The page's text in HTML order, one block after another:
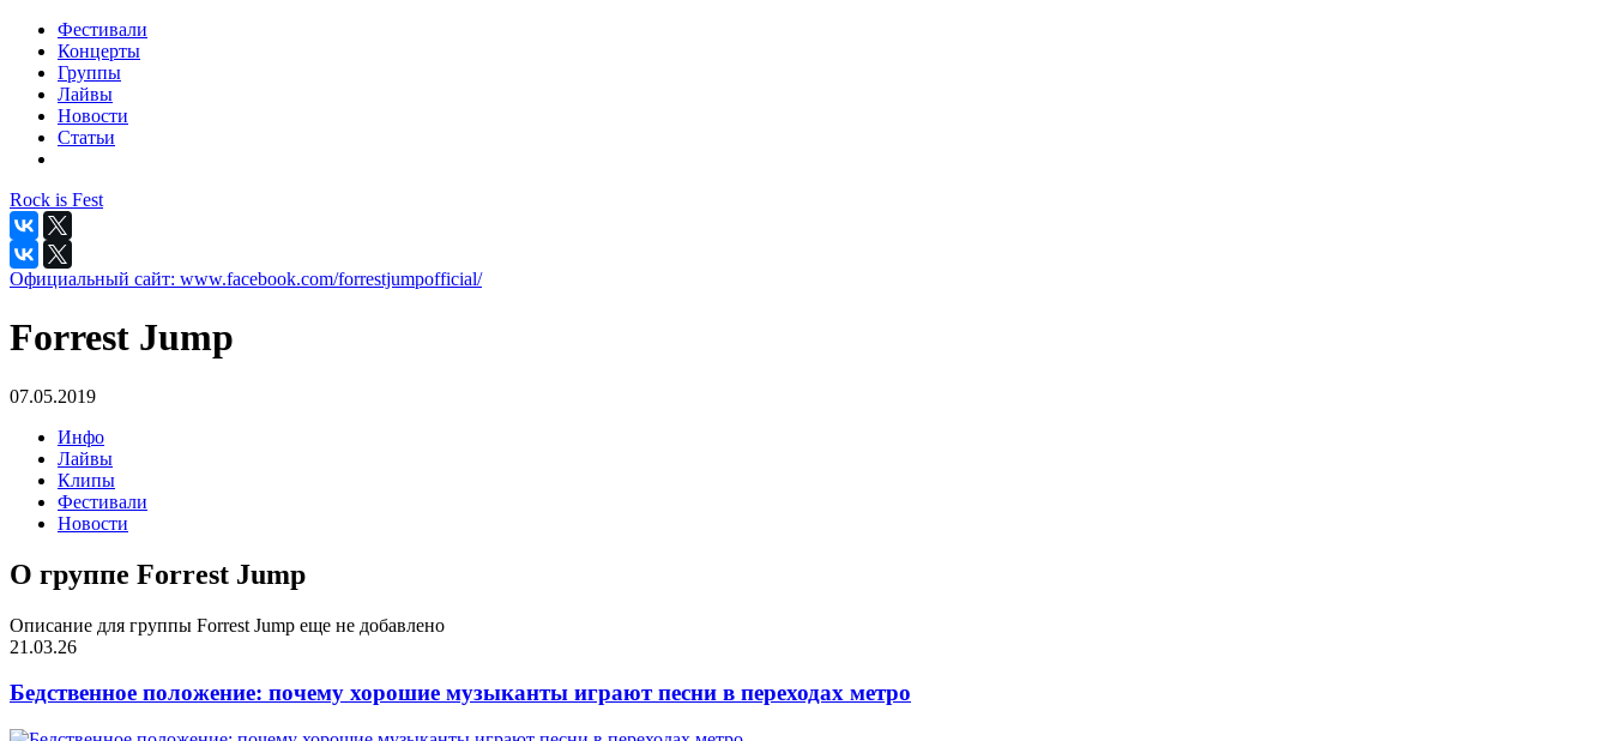
Фестивали
Концерты
Группы
Лайвы
Новости
Статьи
Rock is Fest
Официальный сайт: www.facebook.com/forrestjumpofficial/
Forrest Jump
07.05.2019
Инфо
Лайвы
Клипы
Фестивали
Новости
О группе Forrest Jump
Описание для группы Forrest Jump еще не добавлено
21.03.26
Бедственное положение: почему хорошие музыканты играют песни в переходах метро